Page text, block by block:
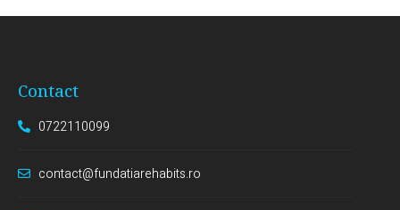
Contact
0722110099
contact@fundatiarehabits.ro